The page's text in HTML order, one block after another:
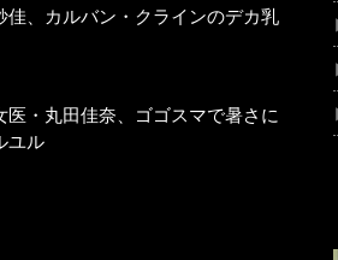
佳、カルバン・クラインのデカ乳
医・丸田佳奈、ゴゴスマで暑さに
ユル